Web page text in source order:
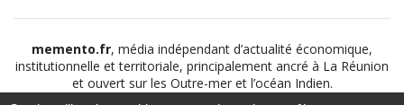
memento.fr, média indépendant d’actualité économique,
institutionnelle et territoriale, principalement ancré à La Réunion
et ouvert sur les Outre-mer et l’océan Indien.